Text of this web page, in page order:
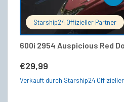
Starship24 Offizieller Partner
600i 2954 Auspicious Red
€29,99
Verkauft durch Starship24